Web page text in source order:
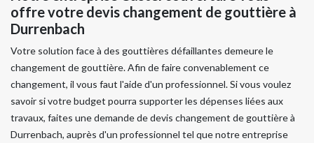
offre votre devis changement de gouttière à
Durrenbach
Votre solution face à des gouttières défaillantes demeure le
changement de gouttière. Afin de faire convenablement ce
changement, il vous faut l'aide d'un professionnel. Si vous voulez
savoir si votre budget pourra supporter les dépenses liées aux
travaux, faites une demande de devis changement de gouttière à
Durrenbach, auprès d'un professionnel tel que notre entreprise